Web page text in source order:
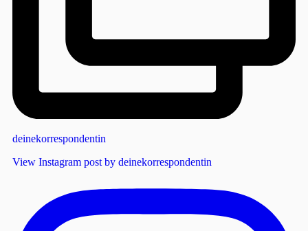
deinekorrespondentin
View Instagram post by deinekorrespondentin